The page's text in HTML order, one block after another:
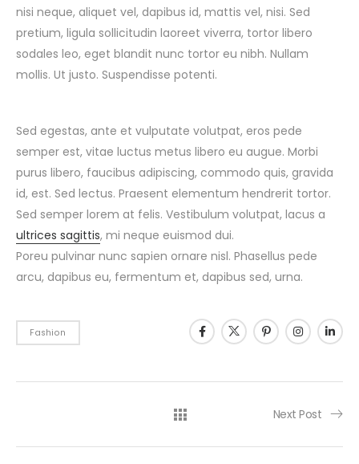
nisi neque, aliquet vel, dapibus id, mattis vel, nisi. Sed
pretium, ligula sollicitudin laoreet viverra, tortor libero
sodales leo, eget blandit nunc tortor eu nibh. Nullam
mollis. Ut justo. Suspendisse potenti.
Sed egestas, ante et vulputate volutpat, eros pede
semper est, vitae luctus metus libero eu augue. Morbi
purus libero, faucibus adipiscing, commodo quis, gravida
id, est. Sed lectus. Praesent elementum hendrerit tortor.
Sed semper lorem at felis. Vestibulum volutpat, lacus a
ultrices sagittis, mi neque euismod dui.
Poreu pulvinar nunc sapien ornare nisl. Phasellus pede
arcu, dapibus eu, fermentum et, dapibus sed, urna.
Fashion
Next Post